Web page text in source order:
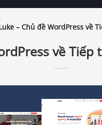
– Chủ đề WordPress về
về Tiếp